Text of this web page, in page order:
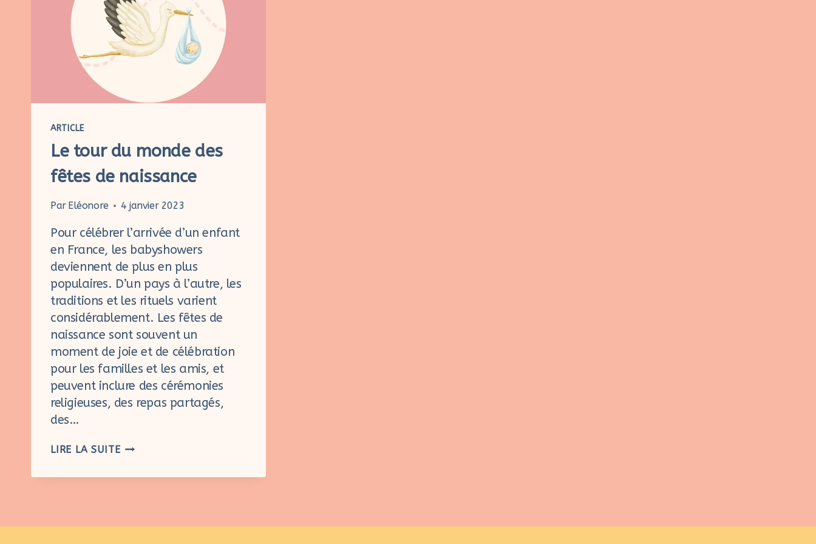
ARTICLE
Le tour du monde des
fêtes de naissance
Par Eléonore 4 janvier 2023
Pour célébrer l’arrivée d’un enfant
en France, les babyshowers
deviennent de plus en plus
populaires. D’un pays à l’autre, les
traditions et les rituels varient
considérablement. Les fêtes de
naissance sont souvent un
moment de joie et de célébration
pour les familles et les amis, et
peuvent inclure des cérémonies
religieuses, des repas partagés,
des…
LIRE LA SUITELE
DE